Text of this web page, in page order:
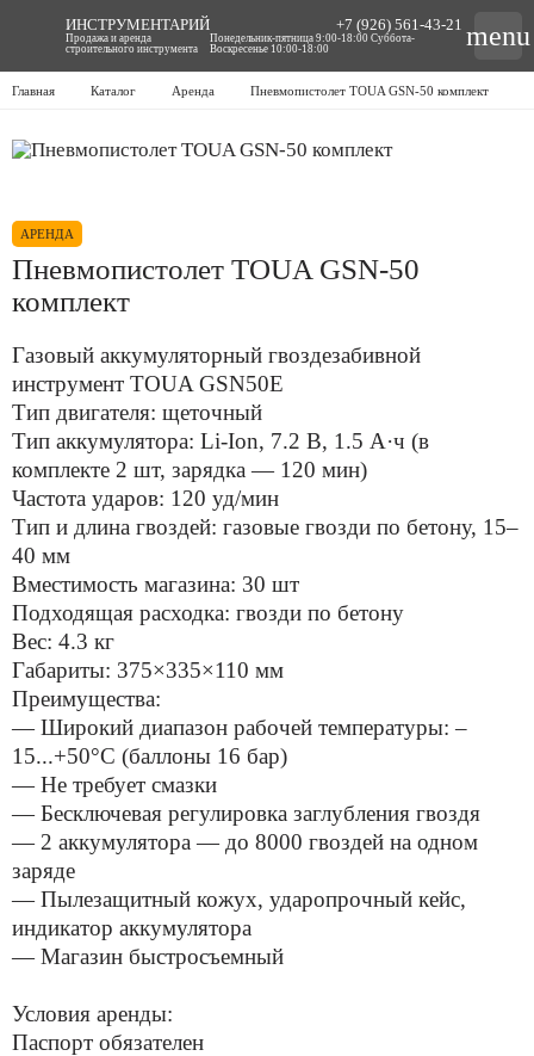
Главная Каталог Аренда Пневмопистолет TOUA GSN-50 комплект
АРЕНДА
Пневмопистолет TOUA GSN-50
комплект
Газовый аккумуляторный гвоздезабивной
инструмент TOUA GSN50Е
Тип двигателя: щеточный
Тип аккумулятора: Li-Ion, 7.2 В, 1.5 А·ч (в
комплекте 2 шт, зарядка — 120 мин)
Частота ударов: 120 уд/мин
Тип и длина гвоздей: газовые гвозди по бетону, 15–
40 мм
Вместимость магазина: 30 шт
Подходящая расходка: гвозди по бетону
Вес: 4.3 кг
Габариты: 375×335×110 мм
Преимущества:
— Широкий диапазон рабочей температуры: –
15...+50°С (баллоны 16 бар)
— Не требует смазки
— Бесключевая регулировка заглубления гвоздя
— 2 аккумулятора — до 8000 гвоздей на одном
заряде
— Пылезащитный кожух, ударопрочный кейс,
индикатор аккумулятора
— Магазин быстросъемный
Условия аренды:
Паспорт обязателен
ИНСТРУМЕНТАРИЙ
Продажа и аренда
строительного инструмента
+7 (926) 561-43-21
Понедельник-пятница 9:00-18:00 Суббота-
Воскресенье 10:00-18:00
menu